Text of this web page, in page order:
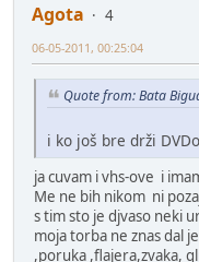
Agota
4
06-05-2011, 00:25:04
Quote from: Bata
i ko još bre drži
ja cuvam i vhs-ove i
Me ne bih nikom ni
s tim sto je djvaso neki
moja torba ne znas dal
,poruka ,flajera,zvaka,